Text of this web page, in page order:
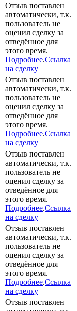
Отзыв поставлен
автоматически, т.к.
пользователь не
оценил сделку за
отведённое для
этого время.
Подробнее.Ссылка
на сделку
Отзыв поставлен
автоматически, т.к.
пользователь не
оценил сделку за
отведённое для
этого время.
Подробнее.Ссылка
на сделку
Отзыв поставлен
автоматически, т.к.
пользователь не
оценил сделку за
отведённое для
этого время.
Подробнее.Ссылка
на сделку
Отзыв поставлен
автоматически, т.к.
пользователь не
оценил сделку за
отведённое для
этого время.
Подробнее.Ссылка
на сделку
Отзыв поставлен